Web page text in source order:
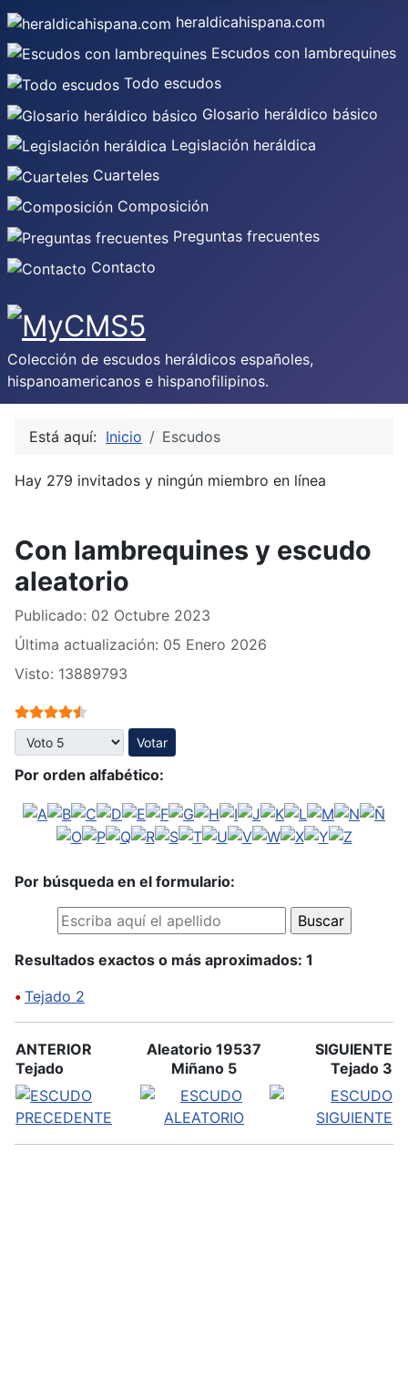
heraldicahispana.com
Escudos con lambrequines
Todo escudos
Glosario heráldico básico
Legislación heráldica
Cuarteles
Composición
Preguntas frecuentes
Contacto
Colección de escudos heráldicos españoles,
hispanoamericanos e hispanofilipinos.
Está aquí: Inicio Escudos
Hay 279 invitados y ningún miembro en línea
Con lambrequines y escudo
aleatorio
Publicado: 02 Octubre 2023
Última actualización: 05 Enero 2026
Visto: 13889793
Ratio:4.5/
Por favor, vote
Por orden alfabético:
Por búsqueda en el formulario:
Resultados exactos o más aproximados: 1
• Tejado 2
ANTERIOR
Tejado
Aleatorio 19537
Miñano 5
SIGUIENTE
Tejado 3